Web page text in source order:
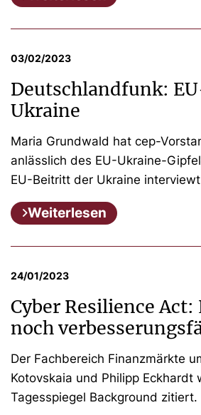
03/02/2023
Deutschlandfunk:
Ukraine
Maria Grundwald hat cep-
anlässlich des EU-Ukraine-
EU-Beitritt der Ukraine
Weiterlesen
24/01/2023
Cyber Resilience
noch
Der Fachbereich Finanzmärkte
Kotovskaia und Philipp Eckhardt
Tagesspiegel Background zitiert.